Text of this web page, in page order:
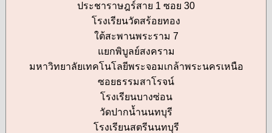
ประชาราษฎร์สาย 1 ซอย 30
โรงเรียนวัดสร้อยทอง
ใต้สะพานพระราม 7
แยกพิบูลย์สงคราม
มหาวิทยาลัยเทคโนโลยีพระจอมเกล้าพระนครเหนือ
ซอยธรรมสาโรจน์
โรงเรียนบางซ่อน
วัดปากน้ำนนทบุรี
โรงเรียนสตรีนนทบุรี